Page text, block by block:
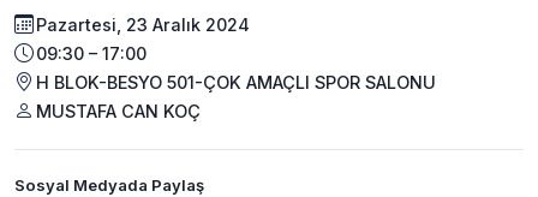
Pazartesi, 23 Aralık 2024
09:30 – 17:00
H BLOK-BESYO 501-ÇOK AMAÇLI SPOR SALONU
MUSTAFA CAN KOÇ
Sosyal Medyada Paylaş